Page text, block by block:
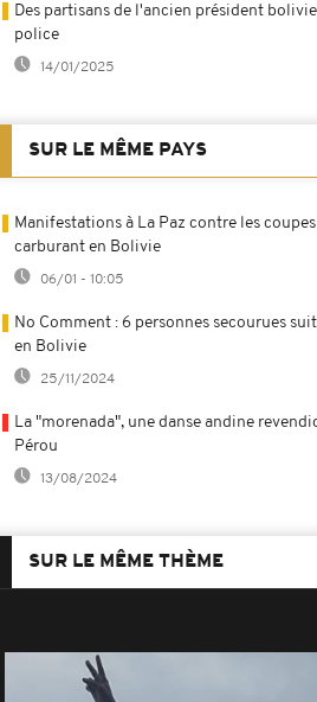
Des partisans de l'ancien président
police
14/01/2025
SUR LE MÊME PAYS
Manifestations à La Paz contre les
carburant en Bolivie
06/01 - 10:05
No Comment : 6 personnes secourues
en Bolivie
25/11/2024
La "morenada", une danse andine
Pérou
13/08/2024
SUR LE MÊME THÈME